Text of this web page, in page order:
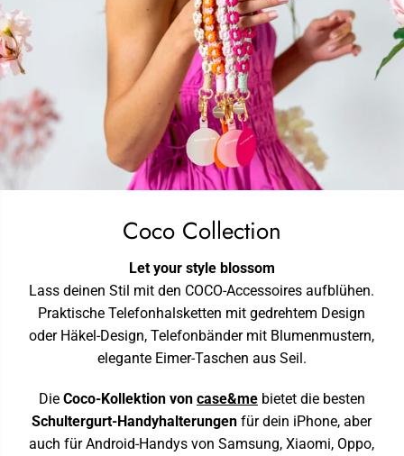
Coco Collection
Let your style blossom
Lass deinen Stil mit den COCO-Accessoires aufblühen.
Praktische Telefonhalsketten mit gedrehtem Design
oder Häkel-Design, Telefonbänder mit Blumenmustern,
elegante Eimer-Taschen aus Seil.
Die Coco-Kollektion von case&mebietet die besten
Schultergurt-Handyhalterungen für dein iPhone, aber
auch für Android-Handys von Samsung, Xiaomi, Oppo,